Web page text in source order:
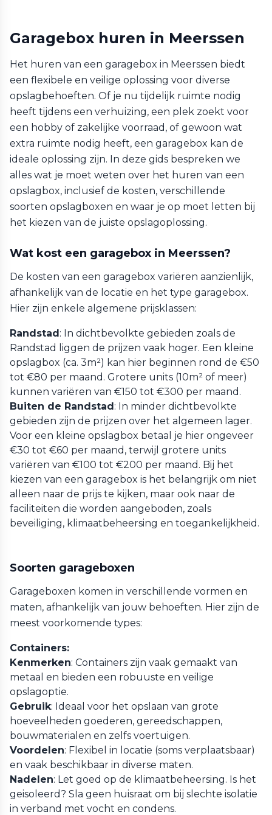
Garagebox huren in Meerssen
Het huren van een garagebox in Meerssen biedt
een flexibele en veilige oplossing voor diverse
opslagbehoeften. Of je nu tijdelijk ruimte nodig
heeft tijdens een verhuizing, een plek zoekt voor
een hobby of zakelijke voorraad, of gewoon wat
extra ruimte nodig heeft, een garagebox kan de
ideale oplossing zijn. In deze gids bespreken we
alles wat je moet weten over het huren van een
opslagbox, inclusief de kosten, verschillende
soorten opslagboxen en waar je op moet letten bij
het kiezen van de juiste opslagoplossing.
Wat kost een garagebox in Meerssen?
De kosten van een garagebox variëren aanzienlijk,
afhankelijk van de locatie en het type garagebox.
Hier zijn enkele algemene prijsklassen:
Randstad: In dichtbevolkte gebieden zoals de
Randstad liggen de prijzen vaak hoger. Een kleine
opslagbox (ca. 3m²) kan hier beginnen rond de €50
tot €80 per maand. Grotere units (10m² of meer)
kunnen variëren van €150 tot €300 per maand.
Buiten de Randstad: In minder dichtbevolkte
gebieden zijn de prijzen over het algemeen lager.
Voor een kleine opslagbox betaal je hier ongeveer
€30 tot €60 per maand, terwijl grotere units
variëren van €100 tot €200 per maand. Bij het
kiezen van een garagebox is het belangrijk om niet
alleen naar de prijs te kijken, maar ook naar de
faciliteiten die worden aangeboden, zoals
beveiliging, klimaatbeheersing en toegankelijkheid.
Soorten garageboxen
Garageboxen komen in verschillende vormen en
maten, afhankelijk van jouw behoeften. Hier zijn de
meest voorkomende types:
Containers:
Kenmerken: Containers zijn vaak gemaakt van
metaal en bieden een robuuste en veilige
opslagoptie.
Gebruik: Ideaal voor het opslaan van grote
hoeveelheden goederen, gereedschappen,
bouwmaterialen en zelfs voertuigen.
Voordelen: Flexibel in locatie (soms verplaatsbaar)
en vaak beschikbaar in diverse maten.
Nadelen: Let goed op de klimaatbeheersing. Is het
geisoleerd? Sla geen huisraat om bij slechte isolatie
in verband met vocht en condens.